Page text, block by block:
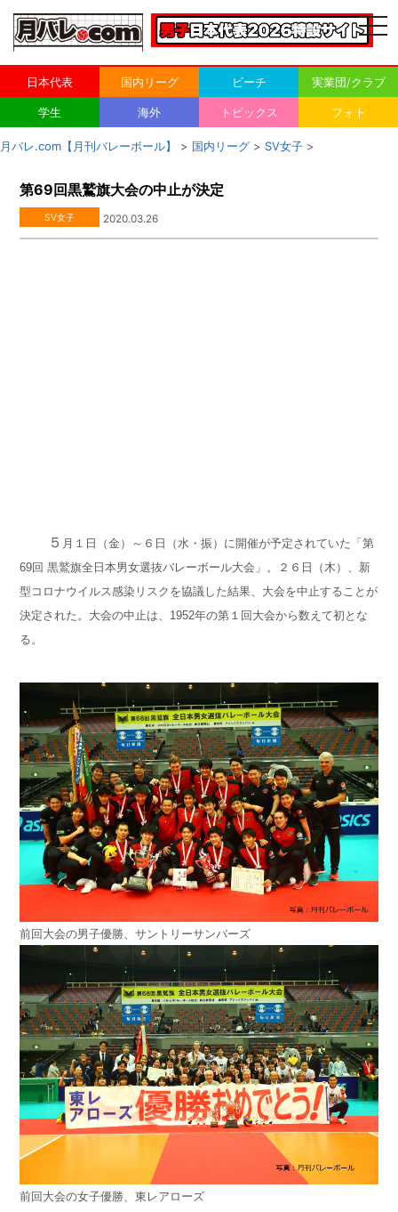
日本代表 国内リーグ ビーチ 実業団/クラブ
学生 海外 トピックス フォト
月バレ.com【月刊バレーボール】 > 国内リーグ > SV女子 >
第69回黒鷲旗大会の中止が決定
SV女子 2020.03.26
５ 月１日（金）～６日（水・振）に開催が予定されていた「第
69回 黒鷲旗全日本男女選抜バレーボール大会」。２６日（木）、新
型コロナウイルス感染リスクを協議した結果、大会を中止することが
決定された。大会の中止は、1952年の第１回大会から数えて初とな
る。
前回大会の男子優勝、サントリーサンバーズ
前回大会の女子優勝、東レアローズ